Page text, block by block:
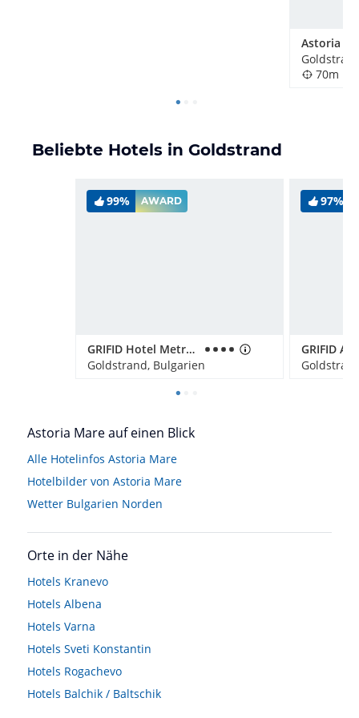
Astoria
70m
Beliebte Hotels in Goldstrand
99% AWARD
GRIFID Hotel Metropol
Goldstrand, Bulgarien
97%
Astoria Mare auf einen Blick
Alle Hotelinfos Astoria Mare
Hotelbilder von Astoria Mare
Wetter Bulgarien Norden
Orte in der Nähe
Hotels Kranevo
Hotels Albena
Hotels Varna
Hotels Sveti Konstantin
Hotels Rogachevo
Hotels Balchik / Baltschik